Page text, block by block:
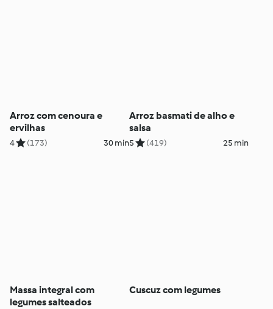
Arroz com cenoura e
ervilhas
4 (173) 30 min
Arroz basmati de alho e
salsa
5 (419) 25 min
Massa integral com
legumes salteados
Cuscuz com legumes